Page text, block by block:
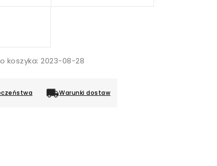
koszyka: 2023-08-28
Warunki dostaw